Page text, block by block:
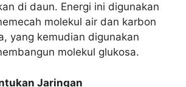
di daun. Energi ini digunakan
molekul air dan karbon
yang kemudian digunakan
molekul glukosa.
Jaringan